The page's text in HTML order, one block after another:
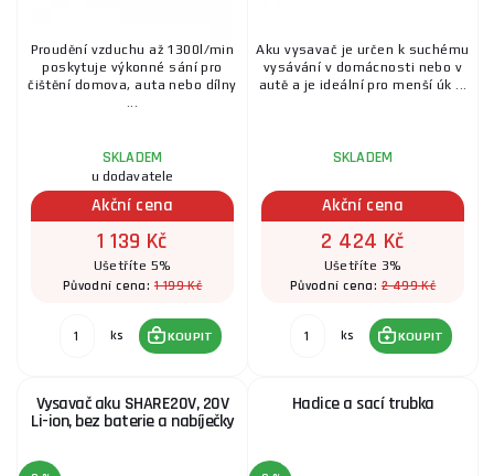
Proudění vzduchu až 1300l/min
poskytuje výkonné sání pro
čištění domova, auta nebo dílny
...
SKLADEM
u dodavatele
Akční cena
1 139 Kč
Ušetříte 5%
Původní cena:1 199 Kč
ks KOUPIT
Aku vysavač je určen k suchému
vysávání v domácnosti nebo v
autě a je ideální pro menší úk ...
SKLADEM
Akční cena
2 424 Kč
Ušetříte 3%
Původní cena:2 499 Kč
ks KOUPIT
Vysavač aku SHARE20V, 20V
Li-ion, bez baterie a nabíječky
Hadice a sací trubka